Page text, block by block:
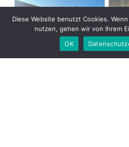
Diese Website benutzt Cookies.
nutzen, gehen wir von Ihrem
OK